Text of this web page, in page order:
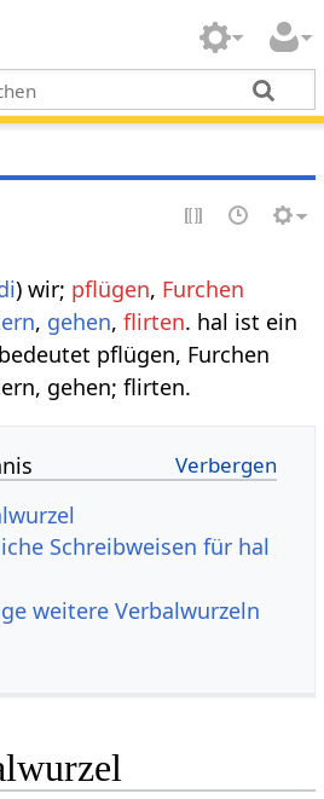
) wir; pflügen, Furchen
, gehen,flirten. hal ist ein
pflügen, Furchen
gehen; flirten.
Schreibweisen für hal
weitere Verbalwurzeln